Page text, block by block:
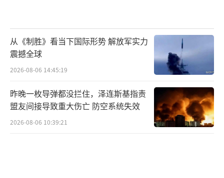
从《制胜》看当下国际形势 解放军实力
震撼全球
2026-08-06 14:45:19
昨晚一枚导弹都没拦住，泽连斯基指责
盟友间接导致重大伤亡 防空系统失效
2026-08-06 10:39:21